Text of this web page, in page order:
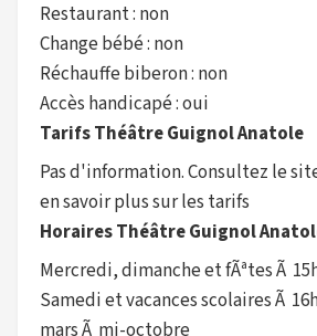
Restaurant : non
Change bébé : non
Réchauffe biberon : non
Accès handicapé : oui
Tarifs Théâtre Guignol Anatole
Pas d'information. Consultez le
en savoir plus sur les tarifs
Horaires Théâtre Guignol
Mercredi, dimanche et fÃªtes Ã
Samedi et vacances scolaires Ã
mars Ã mi-octobre